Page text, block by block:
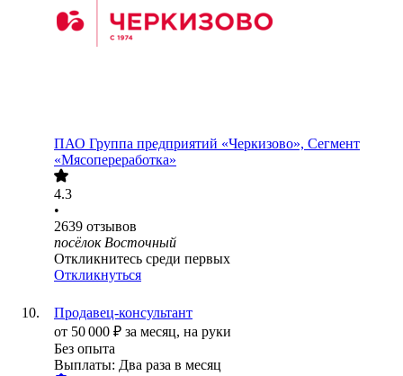
ПАО Группа предприятий «Черкизово», Сегмент
«Мясопереработка»
4.3
•
2639 отзывов
посёлок Восточный
Откликнитесь среди первых
Откликнуться
Продавец-консультант
от 50 000 ₽ за месяц, на руки
Без опыта
Выплаты: Два раза в месяц